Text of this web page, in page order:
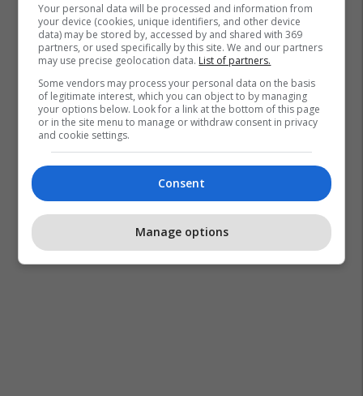
Your personal data will be processed and information from
your device (cookies, unique identifiers, and other device
data) may be stored by, accessed by and shared with 369
partners, or used specifically by this site. We and our partners
may use precise geolocation data. List of partners.
Some vendors may process your personal data on the basis
of legitimate interest, which you can object to by managing
your options below. Look for a link at the bottom of this page
or in the site menu to manage or withdraw consent in privacy
and cookie settings.
Consent
Manage options